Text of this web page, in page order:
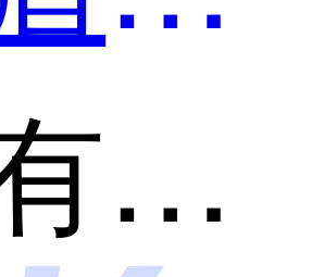
防
共有分类：网络安全